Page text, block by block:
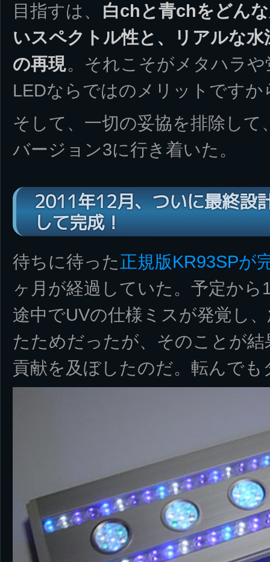
目指すは、
白chと青chをどん
いスペクトル性と、リアルな
の再現。それこそがメタハラ
LEDならではのメリットですか
そして、一切の妥協を排除し
バージョン3に行き着いた。
2011年12月、ついに最終設
して完成！
待ちに待った正規版KR93SPが
ヶ月が経過していた。予定か
途中でUVの仕様ミスが発覚し
たためだったが、そのことが
貢献を及ぼしたのだ。転んで